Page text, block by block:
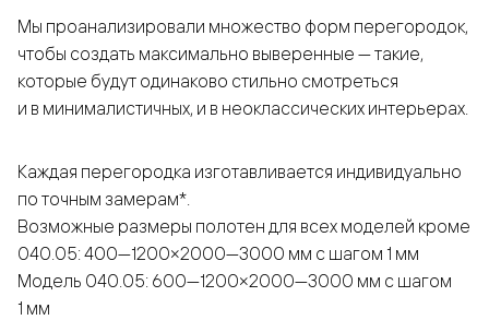
Мы проанализировали множество форм перегородок,
чтобы создать максимально выверенные — такие,
которые будут одинаково стильно смотреться
и в минималистичных, и в неоклассических интерьерах.
Каждая перегородка изготавливается индивидуально
по точным замерам*.
Возможные размеры полотен для всех моделей кроме
040.05: 400—1200×2000—3000 мм с шагом 1 мм
Модель 040.05: 600—1200×2000—3000 мм с шагом
1 мм